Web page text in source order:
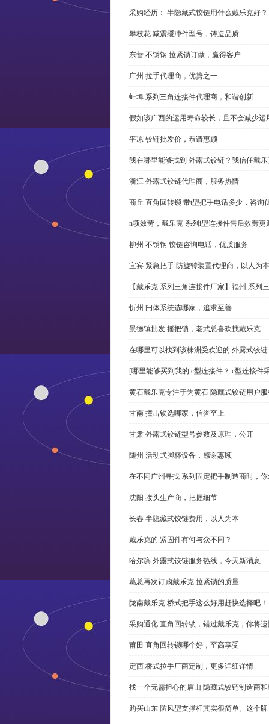
采购经历： 半隐藏式铰链用什么戴乐克好？
攀枝花 减震缓冲件型号，铸造品质
东营 不锈钢 拉紧锁订做，赢得客户
广州 拉手代理商，优势之一
蚌埠 系列三角连接件代理商，和谐创新
假如该广西的运用寿命较长，且不会减少
平凉 铰链批发价，恭请惠顾
我在哪里能够找到 外露式铰链？我信任戴
浙江 外露式铰链代理商，服务热情
商丘 直角回转锁 带t型把手电话多少，咨询
n项效劳，戴乐克 系列i型连接件售后效劳更
柳州 不锈钢 铰链咨询电话，优质服务
宜宾 紧急把手 防旋转装置代理商，以人为本
【戴乐克 系列三角连接件厂家】福州 系列
忻州 闩体系统选哪家，追求至善
景德镇批发 摇把锁，老武总喜欢找戴乐克
在哪里可以找到该株洲受欢迎的 外露式铰
[哪里能够买到我的 c型连接件？ c型连接件
黄石戴乐克专注于为黄石 隐藏式铰链用户
甘南 撞击锁选哪家，信誉至上
甘肃 外露式铰链型号参数及原理，公开
随州 活动式脚杯设备，感谢惠顾
在不同广州寻找 系列固定把手制造商时，
沈阳 接头生产商，把握细节
长春 半隐藏式铰链费用，以人为本
戴乐克的 紧固件有何与众不同？
哈尔滨 外露式铰链服务热线，今天新消息
葛总再次订购戴乐克 拉紧锁的质量
陇南戴乐克 桥式把手这么好用赶快选择吧！
采购通化 直角回转锁，错过戴乐克，你将
莆田 直角回转锁哪个好，至高享受
定西 桥式拉手厂商定制，更多详细详情
找一个无需担心的眉山 隐藏式铰链制造商
购买山东 防风型支撑杆其实很简单。这个